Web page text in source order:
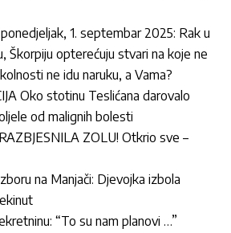
1. septembar 2025: Rak u
Škorpiju opterećuju stvari na koje ne
ne idu naruku, a Vama?
Oko stotinu Teslićana darovalo
od malignih bolesti
ZOLU! Otkrio sve –
na Manjači: Djevojka izbola
“To su nam planovi …”